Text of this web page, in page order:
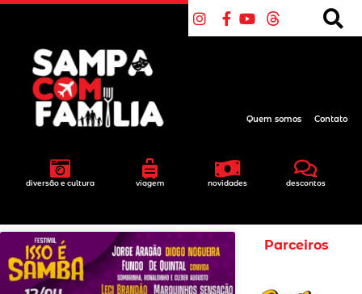
diversão e cultura viagem novidades descontos
Quem somos Contato
Parceiros